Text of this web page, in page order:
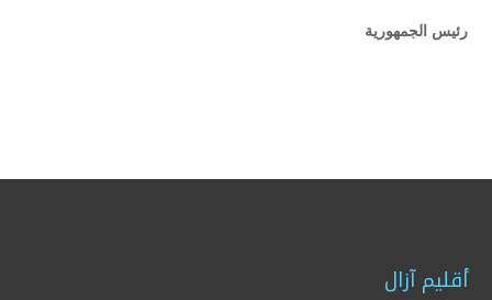
رئيس الجمهورية
أقليم آزال